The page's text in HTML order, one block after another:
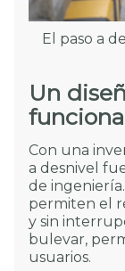
El paso a
Un
Con una
a desnivel
de
permiten el
y sin
bulevar,
usuarios.